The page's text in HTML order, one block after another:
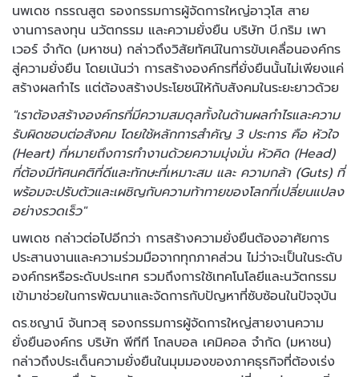
นพเดช กรรณสูต รองกรรมการผู้จัดการใหญ่อาวุโส สาย
งานการลงทุน นวัตกรรม และความยั่งยืน บริษัท บี.กริม เพา
เวอร์ จำกัด (มหาชน) กล่าวถึงวิสัยทัศน์ในการขับเคลื่อนองค์กร
สู่ความยั่งยืน โดยเน้นว่า การสร้างองค์กรที่ยั่งยืนนั้นไม่เพียงแค่
สร้างผลกำไร แต่ต้องสร้างประโยชน์ให้กับสังคมในระยะยาวด้วย
"เราต้องสร้างองค์กรที่มีความสมดุลทั้งในด้านผลกำไรและความ
รับผิดชอบต่อสังคม โดยใช้หลักการสำคัญ 3 ประการ คือ หัวใจ
(Heart) ที่หมายถึงการทำงานด้วยความมุ่งมั่น หัวคิด (Head)
ที่ต้องมีทัศนคติที่ดีและทักษะที่เหมาะสม และ ความกล้า (Guts) ที่
พร้อมจะปรับตัวและเผชิญกับความท้าทายของโลกที่เปลี่ยนแปลง
อย่างรวดเร็ว"
นพเดช กล่าวต่อไปอีกว่า การสร้างความยั่งยืนต้องอาศัยการ
ประสานงานและความร่วมมือจากทุกภาคส่วน ไม่ว่าจะเป็นในระดับ
องค์กรหรือระดับประเทศ รวมถึงการใช้เทคโนโลยีและนวัตกรรม
เข้ามาช่วยในการพัฒนาและจัดการกับปัญหาที่ซับซ้อนในปัจจุบัน
ดร.ชญาน์ จันทวสุ รองกรรมการผู้จัดการใหญ่สายงานความ
ยั่งยืนองค์กร บริษัท พีทีที โกลบอล เคมิคอล จำกัด (มหาชน)
กล่าวถึงประเด็นความยั่งยืนในมุมมองของภาคธุรกิจที่ต้องเร่ง